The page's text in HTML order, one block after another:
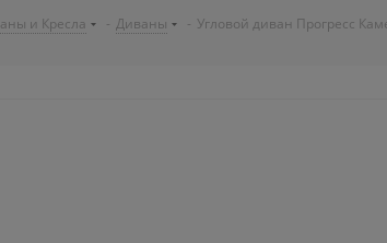
и Кресла - Диваны - Угловой диван Прогресс